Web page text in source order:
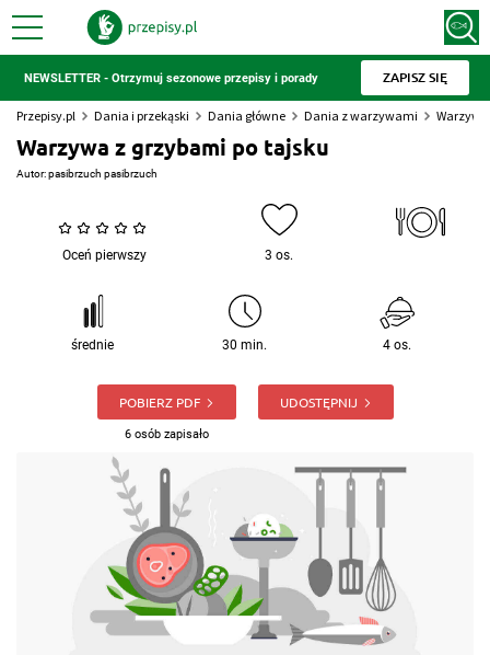
NEWSLETTER - Otrzymuj sezonowe przepisy i porady ZAPISZ SIĘ
Przepisy.pl Dania i przekąski Dania główne Dania z warzywami
Warzywa z grzybami po tajsku
Autor:pasibrzuch pasibrzuch
Oceń pierwszy 3 os.
średnie 30 min. 4 os.
POBIERZ PDF
6 osób zapisało
UDOSTĘPNIJ